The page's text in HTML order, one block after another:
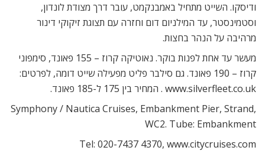
ודיסקו. השייט מתחיל באמבנקמט, עובר דרך מצודת לונדון,
וסטמינסטר, עד המילניום דום וחזרה עם תצוגת זיקוקי דינור
מרהיבה על הנהר בחצות.
מעשר עד אחת לפנות בוקר. נאוטיקה קרוז – 155 פאונד, סימפוני
קרוז – 190 פאונד. גם סילבר פליט מפעילה שייט דומה, לפרטים:
www.silverfleet.co.uk . המחיר בין 175 ל-185 פאונד.
Symphony / Nautica Cruises, Embankment Pier, Strand,
WC2. Tube: Embankment
Tel: 020-7437 4370, www.citycruises.com